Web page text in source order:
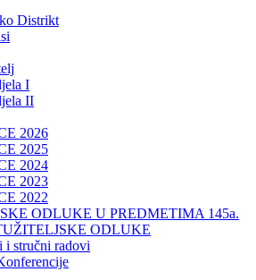
Distrikt
I
II
2026
2025
2024
2023
2022
ODLUKE U PREDMETIMA 145a.
ODLUKE
i stručni radovi